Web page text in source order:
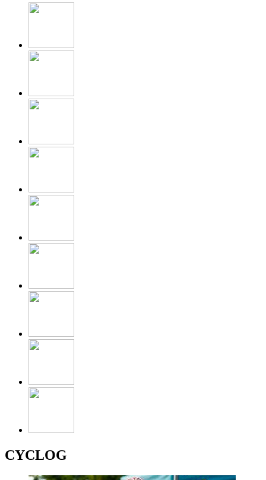
CYCLOG